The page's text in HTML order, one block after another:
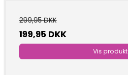
299,95 DKK
199,95 DKK
Vis produkt